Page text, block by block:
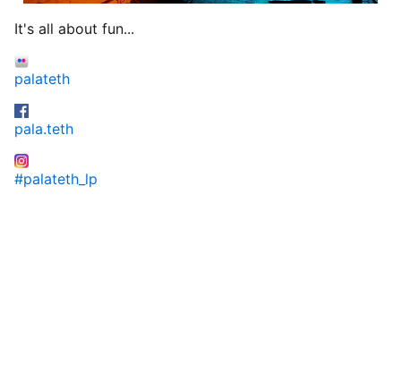
It's all about fun...
palateth
pala.teth
#palateth_lp